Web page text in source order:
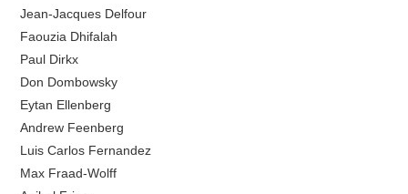
Jean-Jacques Delfour
Faouzia Dhifalah
Paul Dirkx
Don Dombowsky
Eytan Ellenberg
Andrew Feenberg
Luis Carlos Fernandez
Max Fraad-Wolff